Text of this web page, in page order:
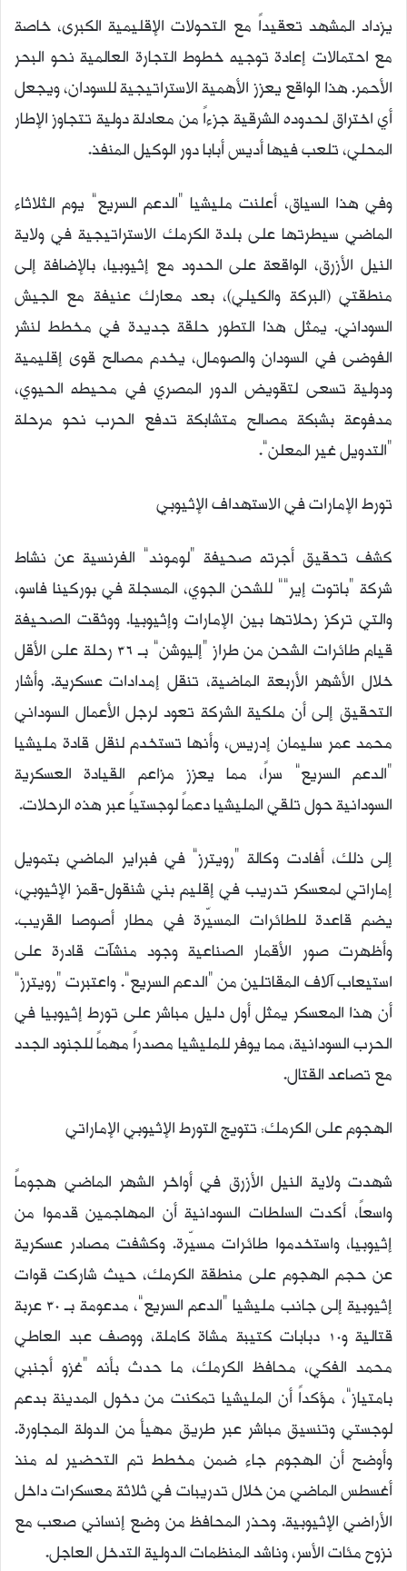
يزداد المشهد تعقيداً مع التحولات الإقليمية الكبرى، خاصة
مع احتمالات إعادة توجيه خطوط التجارة العالمية نحو البحر
الأحمر. هذا الواقع يعزز الأهمية الاستراتيجية للسودان، ويجعل
أي اختراق لحدوده الشرقية جزءاً من معادلة دولية تتجاوز الإطار
المحلي، تلعب فيها أديس أبابا دور الوكيل المنفذ.
وفي هذا السياق، أعلنت مليشيا “الدعم السريع” يوم الثلاثاء
الماضي سيطرتها على بلدة الكرمك الاستراتيجية في ولاية
النيل الأزرق، الواقعة على الحدود مع إثيوبيا، بالإضافة إلى
منطقتي (البركة والكيلي)، بعد معارك عنيفة مع الجيش
السوداني. يمثل هذا التطور حلقة جديدة في مخطط لنشر
الفوضى في السودان والصومال، يخدم مصالح قوى إقليمية
ودولية تسعى لتقويض الدور المصري في محيطه الحيوي،
مدفوعة بشبكة مصالح متشابكة تدفع الحرب نحو مرحلة
“التدويل غير المعلن”.
تورط الإمارات في الاستهداف الإثيوبي
كشف تحقيق أجرته صحيفة “لوموند” الفرنسية عن نشاط
شركة “باتوت إير”” للشحن الجوي، المسجلة في بوركينا فاسو،
والتي تركز رحلاتها بين الإمارات وإثيوبيا. ووثقت الصحيفة
قيام طائرات الشحن من طراز “إليوشن” بـ 36 رحلة على الأقل
خلال الأشهر الأربعة الماضية، تنقل إمدادات عسكرية. وأشار
التحقيق إلى أن ملكية الشركة تعود لرجل الأعمال السوداني
محمد عمر سليمان إدريس، وأنها تستخدم لنقل قادة مليشيا
“الدعم السريع” سراً، مما يعزز مزاعم القيادة العسكرية
السودانية حول تلقي المليشيا دعماً لوجستياً عبر هذه الرحلات.
إلى ذلك، أفادت وكالة “رويترز” في فبراير الماضي بتمويل
إماراتي لمعسكر تدريب في إقليم بني شنقول-قمز الإثيوبي،
يضم قاعدة للطائرات المسيّرة في مطار أصوصا القريب.
وأظهرت صور الأقمار الصناعية وجود منشآت قادرة على
استيعاب آلاف المقاتلين من “الدعم السريع”. واعتبرت “رويترز”
أن هذا المعسكر يمثل أول دليل مباشر على تورط إثيوبيا في
الحرب السودانية، مما يوفر للمليشيا مصدراً مهماً للجنود الجدد
مع تصاعد القتال.
الهجوم على الكرمك: تتويج التورط الإثيوبي الإماراتي
شهدت ولاية النيل الأزرق في أواخر الشهر الماضي هجوماً
واسعاً، أكدت السلطات السودانية أن المهاجمين قدموا من
إثيوبيا، واستخدموا طائرات مسيّرة. وكشفت مصادر عسكرية
عن حجم الهجوم على منطقة الكرمك، حيث شاركت قوات
إثيوبية إلى جانب مليشيا “الدعم السريع”، مدعومة بـ 30 عربة
قتالية و10 دبابات كتيبة مشاة كاملة، ووصف عبد العاطي
محمد الفكي، محافظ الكرمك، ما حدث بأنه “غزو أجنبي
بامتياز”، مؤكداً أن المليشيا تمكنت من دخول المدينة بدعم
لوجستي وتنسيق مباشر عبر طريق مهيأ من الدولة المجاورة.
وأوضح أن الهجوم جاء ضمن مخطط تم التحضير له منذ
أغسطس الماضي من خلال تدريبات في ثلاثة معسكرات داخل
الأراضي الإثيوبية. وحذر المحافظ من وضع إنساني صعب مع
نزوح مئات الأسر، وناشد المنظمات الدولية التدخل العاجل.